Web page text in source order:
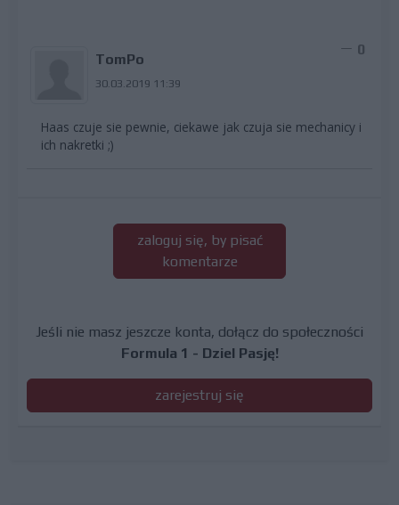
TomPo
30.03.2019 11:39
0
Haas czuje sie pewnie, ciekawe jak czuja sie mechanicy i
ich nakretki ;)
zaloguj się, by pisać
komentarze
Jeśli nie masz jeszcze konta, dołącz do społeczności
Formula 1 - Dziel Pasję!
zarejestruj się